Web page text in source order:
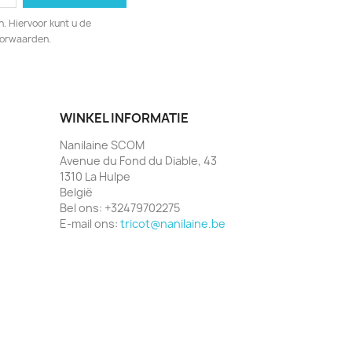
Hiervoor kunt u de
WINKEL INFORMATIE
Nanilaine SCOM
Avenue du Fond du Diable, 43
1310 La Hulpe
België
Bel ons: +32479702275
E-mail ons: tricot@nanilaine.be